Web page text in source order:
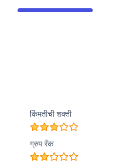
किंमतीची शक्ती
ग्रुप रँक